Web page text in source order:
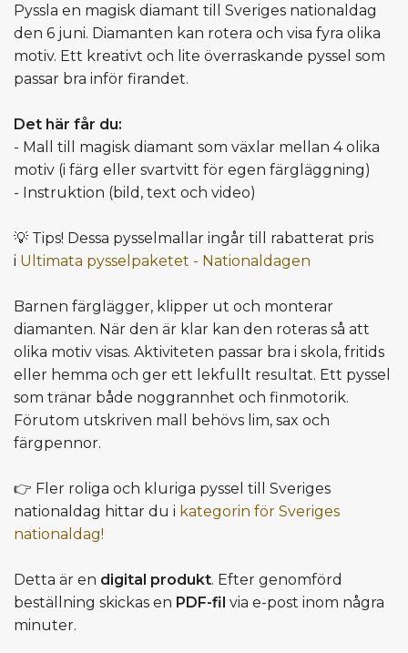
Pyssla en magisk diamant till Sveriges nationaldag
den 6 juni. Diamanten kan rotera och visa fyra olika
motiv. Ett kreativt och lite överraskande pyssel som
passar bra inför firandet.
Det här får du:
- Mall till magisk diamant som växlar mellan 4 olika
motiv (i färg eller svartvitt för egen färgläggning)
- Instruktion (bild, text och video)
💡 Tips! Dessa pysselmallar ingår till rabatterat pris
i Ultimata pysselpaketet - Nationaldagen
Barnen färglägger, klipper ut och monterar
diamanten. När den är klar kan den roteras så att
olika motiv visas. Aktiviteten passar bra i skola, fritids
eller hemma och ger ett lekfullt resultat. Ett pyssel
som tränar både noggrannhet och finmotorik.
Förutom utskriven mall behövs lim, sax och
färgpennor.
👉 Fler roliga och kluriga pyssel till Sveriges
nationaldag hittar du i kategorin för Sveriges
nationaldag!
Detta är en digital produkt. Efter genomförd
beställning skickas en PDF-fil via e-post inom några
minuter.